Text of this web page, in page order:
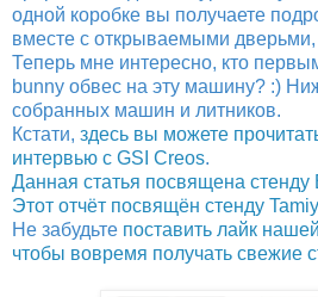
одной коробке вы получаете
вместе с открываемыми
Теперь мне интересно, кто
bunny обвес на эту машину? :)
собранных машин и литников.
Кстати, здесь вы можете
интервью с GSI Creos.
Данная статья посвящена стенду
Этот отчёт посвящён стенду
Не забудьте поставить лайк
чтобы вовремя получать свежие